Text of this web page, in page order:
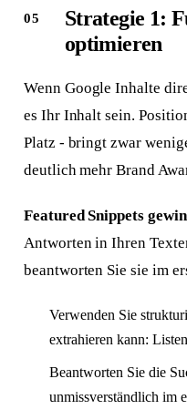
Strategie 1:
optimieren
Wenn Google Inhalte
es Ihr Inhalt sein.
Platz - bringt zwar
deutlich mehr Brand
Featured Snippets
Antworten in Ihren
beantworten Sie sie im
Verwenden Sie
extrahieren kann:
Beantworten Sie die
unmissverständlich im